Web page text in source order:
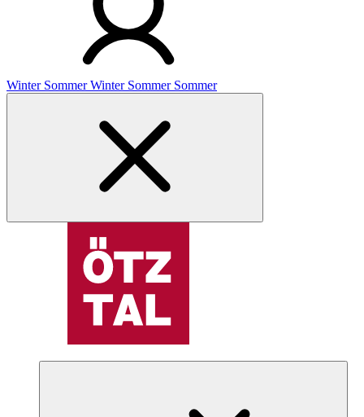
Winter Sommer Winter Sommer Sommer